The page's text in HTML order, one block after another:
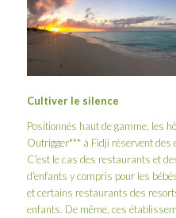
Cultiver le silence
Positionnés haut de gamme, les
Outrigger*** à Fidji réservent
C’est le cas des restaurants et
d’enfants y compris pour les
et certains restaurants des
enfants. De même, ces